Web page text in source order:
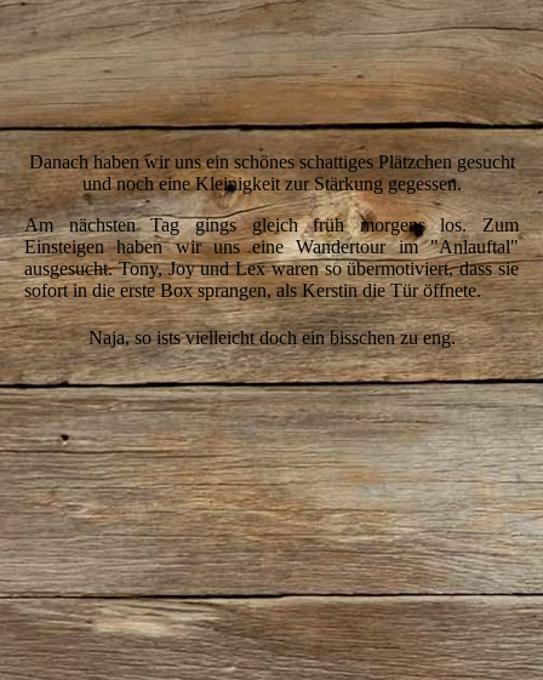
6-Rast
Danach haben wir uns ein schönes schattiges Plätzchen gesucht
und noch eine Kleinigkeit zur Stärkung gegessen.
Am nächsten Tag gings gleich früh morgens los. Zum
Einsteigen haben wir uns eine Wandertour im "Anlauftal"
ausgesucht. Tony, Joy und Lex waren so übermotiviert, dass sie
sofort in die erste Box sprangen, als Kerstin die Tür öffnete.
Naja, so ists vielleicht doch ein bisschen zu eng.